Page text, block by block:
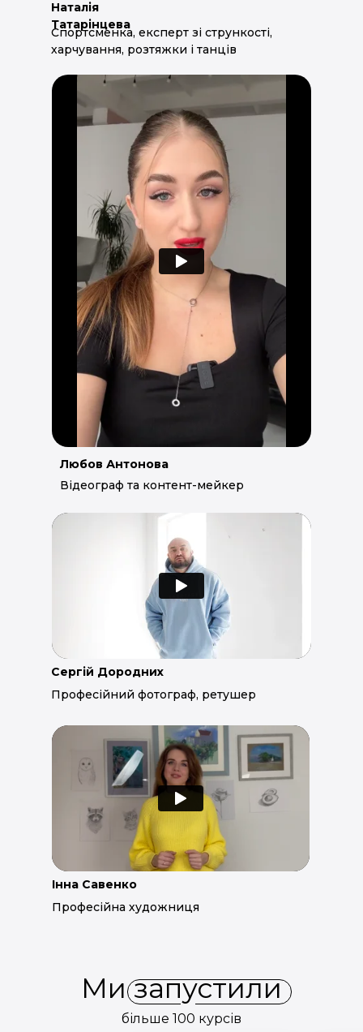
Наталія
Татарінцева
Спортсменка, експерт зі стрункості,
харчування, розтяжки і танців
Любов Антонова
Відеограф та контент-мейкер
Сергій Дородних
Професійний фотограф, ретушер
Інна Савенко
Професійна художниця
Ми запустили
більше 100 курсів